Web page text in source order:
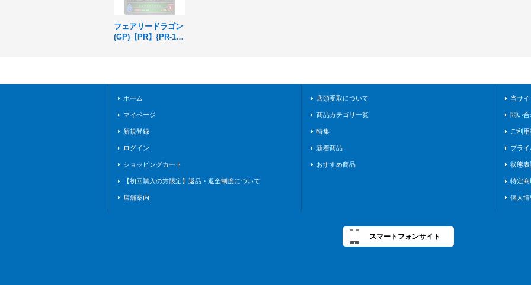
フェアリードラゴン
(GP)【PR】{PR-15
ホーム
マイページ
新規登録
ログイン
ショッピングカート
【初回購入の方限定】返品・返金制度について
店舗案内
店頭受取について
商品カテゴリ一覧
特集
新着商品
おすすめ商品
当サ
問い合
ご利
プラ
状態表
特定
個人
スマートフォンサイト